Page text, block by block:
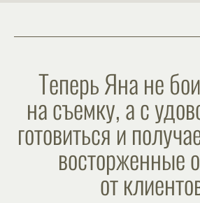
Теперь Яна не
на съемку, а с
готовиться и
восторженные
от